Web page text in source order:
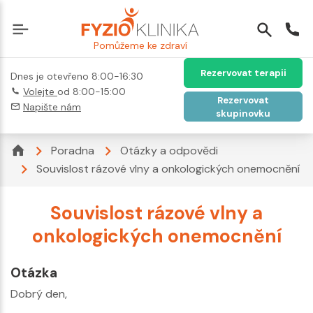
Pomůžeme ke zdraví
Dnes je otevřeno 8:00-16:30
Volejte od 8:00-15:00
Napište nám
Rezervovat terapii
Rezervovat
skupinovku
Poradna
Otázky a odpovědi
Souvislost rázové vlny a onkologických onemocnění
Souvislost rázové vlny a
onkologických onemocnění
Otázka
Dobrý den,